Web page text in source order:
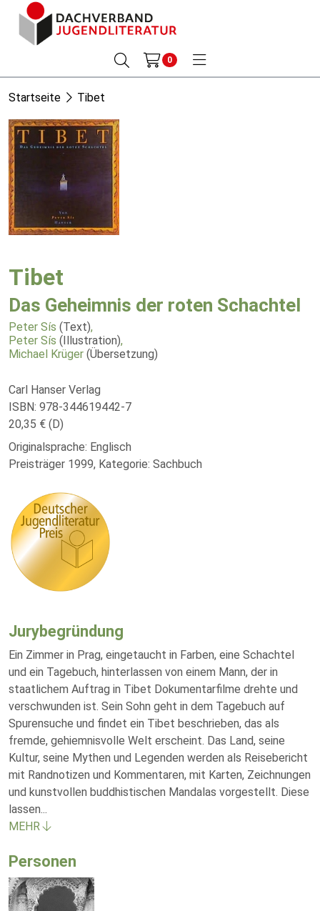
0
Startseite Tibet
Tibet
Das Geheimnis der roten Schachtel
Peter Sís (Text),
Peter Sís (Illustration),
Michael Krüger (Übersetzung)
Carl Hanser Verlag
ISBN: 978-344619442-7
20,35 € (D)
Originalsprache: Englisch
Preisträger 1999, Kategorie: Sachbuch
Jurybegründung
Ein Zimmer in Prag, eingetaucht in Farben, eine Schachtel
und ein Tagebuch, hinterlassen von einem Mann, der in
staatlichem Auftrag in Tibet Dokumentarfilme drehte und
verschwunden ist. Sein Sohn geht in dem Tagebuch auf
Spurensuche und findet ein Tibet beschrieben, das als
fremde, gehiemnisvolle Welt erscheint. Das Land, seine
Kultur, seine Mythen und Legenden werden als Reisebericht
mit Randnotizen und Kommentaren, mit Karten, Zeichnungen
und kunstvollen buddhistischen Mandalas vorgestellt. Diese
lassen...
MEHR
Personen